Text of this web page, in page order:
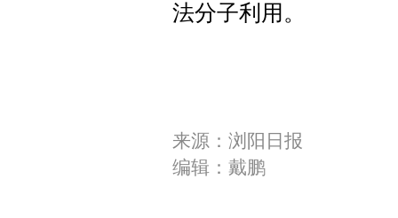
法分子利用。
来源：浏阳日报
编辑：戴鹏